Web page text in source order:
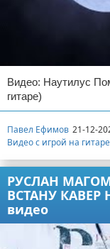
Видео: Наутилус
гитаре)
Павел Ефимов 21-12-
Видео с игрой на гитаре
РУСЛАН
ВСТАНУ КАВЕР
видео